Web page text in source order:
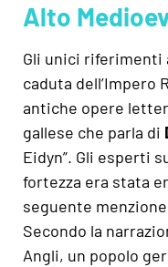
Alto
Gli unici riferimenti
caduta dell’Impero
antiche opere
gallese che parla di
Eidyn”. Gli esperti
fortezza era stata
seguente
Secondo la
Angli, un popolo